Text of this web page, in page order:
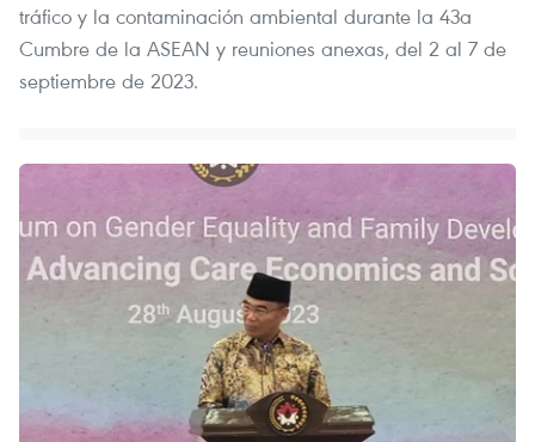
tráfico y la contaminación ambiental durante la 43a
Cumbre de la ASEAN y reuniones anexas, del 2 al 7 de
septiembre de 2023.